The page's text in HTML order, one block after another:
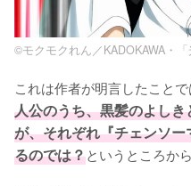
©モクモクれん／KADOKAWA・
これは作者が明言したことで
人公のうち、黒髪のよし
が、それぞれ『チェンソ
るのでは？というところか